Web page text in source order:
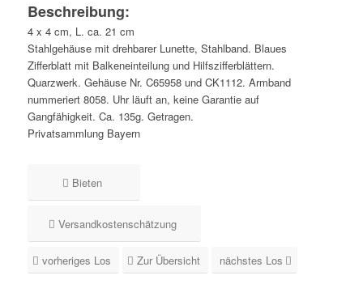
Beschreibung:
4 x 4 cm, L. ca. 21 cm
Stahlgehäuse mit drehbarer Lunette, Stahlband. Blaues
Zifferblatt mit Balkeneinteilung und Hilfszifferblättern.
Quarzwerk. Gehäuse Nr. C65958 und CK1112. Armband
nummeriert 8058. Uhr läuft an, keine Garantie auf
Gangfähigkeit. Ca. 135g. Getragen.
Privatsammlung Bayern
Bieten
Versandkostenschätzung
vorheriges Los Zur Übersicht nächstes Los